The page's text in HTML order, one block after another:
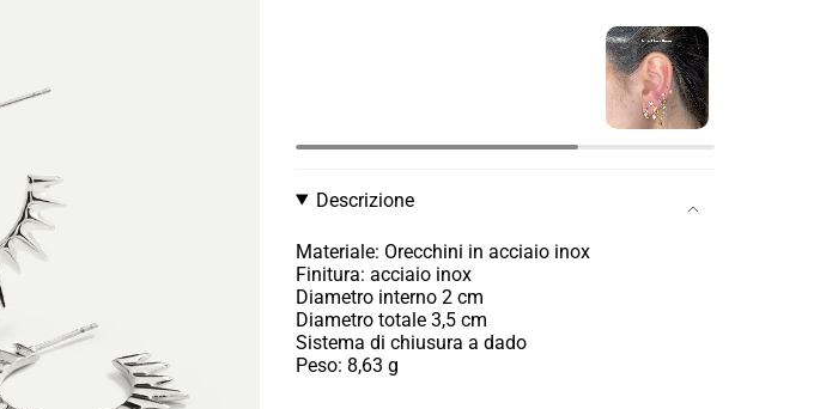
Descrizione
Materiale: Orecchini in acciaio inox
Finitura: acciaio inox
Diametro interno 2 cm
Diametro totale 3,5 cm
Sistema di chiusura a dado
Peso: 8,63 g